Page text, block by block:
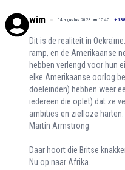
wim 04 augustus 2023 om 15:45 +
Dit is de realiteit in
ramp, en de Amerikaanse
hebben verlengd voor hun
elke Amerikaanse oorlog
doeleinden) hebben weer
iedereen die oplet) dat ze
ambities en zielloze harten.
Martin Armstrong
Daar hoort die Britse
Nu op naar Afrika.